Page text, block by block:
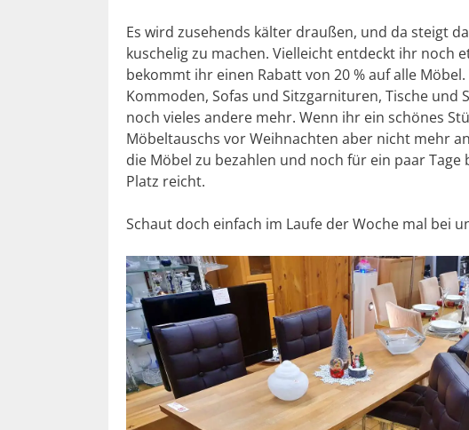
Es wird zusehends kälter draußen, und da steigt
kuschelig zu machen. Vielleicht entdeckt ihr noch
bekommt ihr einen Rabatt von 20 % auf alle
Kommoden, Sofas und Sitzgarnituren, Tische
noch vieles andere mehr. Wenn ihr ein schönes
Möbeltauschs vor Weihnachten aber nicht mehr
die Möbel zu bezahlen und noch für ein paar
Platz reicht.
Schaut doch einfach im Laufe der Woche mal bei